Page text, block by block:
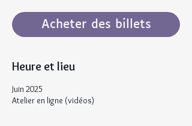
Acheter des billets
Heure et lieu
Juin 2025
Atelier en ligne (vidéos)